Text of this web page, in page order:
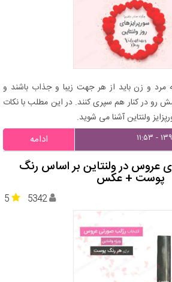
مرد و زن باید از هر جهت زیبا و جذاب باشند و
رو در کنار هم سپری کنند. در این مطلب با نکات
ولنتاین آشنا می شوید.
ادامه
عروس در ولنتاین بر اساس رنگ
پوست + عکس
5 5342